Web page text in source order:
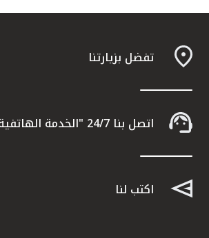
تفضل بزيارتنا
اتصل بنا 24/7 "الخدمة الهاتفية" 1803333
اكتب لنا